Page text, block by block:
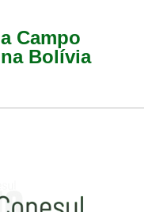
Campo
Bolívia